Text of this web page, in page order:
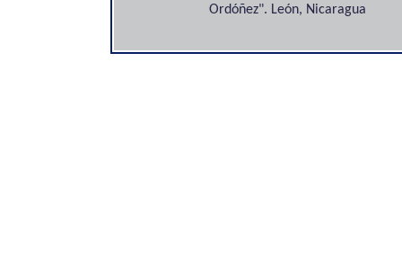
Ordóñez". León, Nicaragua